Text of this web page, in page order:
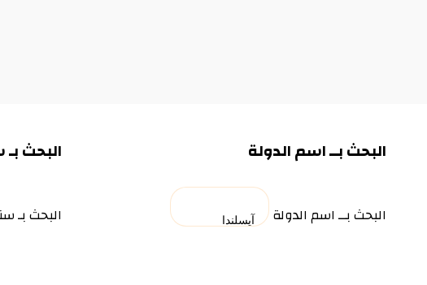
البحث بــ اسم الدولة
البحث بــ اسم الدولة
البحث
البحث بـ